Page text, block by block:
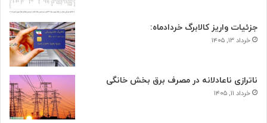
جزئیات واریز کالابرگ خردادماه:
خرداد ۱۳, ۱۴۰۵
ناترازی ناعادلانه در مصرف برق بخش خانگی
خرداد ۱۱, ۱۴۰۵